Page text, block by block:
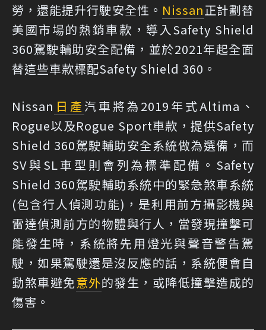
勞，還能提升行駛安全性。 Nissan正計劃替
美國市場的熱銷車款，導入Safety Shield
360駕駛輔助安全配備，並於2021年起全面
替這些車款標配Safety Shield 360。
Nissan 日產 汽車將為2019年式Altima、
Rogue以及Rogue Sport車款，提供Safety
Shield 360駕駛輔助安全系統做為選備，而
SV與SL車型則會列為標準配備。Safety
Shield 360駕駛輔助系統中的緊急煞車系統
(包含行人偵測功能)，是利用前方攝影機與
雷達偵測前方的物體與行人，當發現撞擊可
能發生時，系統將先用燈光與聲音警告駕
駛，如果駕駛還是沒反應的話，系統便會自
動煞車避免意外的發生，或降低撞擊造成的
傷害。